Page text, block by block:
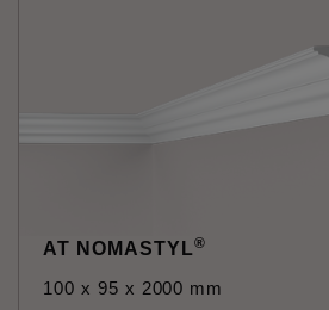
AT NOMASTYL®
100 x 95 x 2000 mm